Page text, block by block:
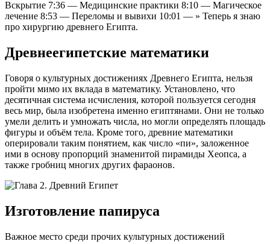
Вскрытие 7:36 — Медицинские практики 8:10 — Магическое
лечение 8:53 — Переломы и вывихи 10:01 — » Теперь я знаю
про хирургию древнего Египта.
Древнеегипетские математики
Говоря о культурных достижениях Древнего Египта, нельзя
пройти мимо их вклада в математику. Установлено, что
десятичная система исчисления, которой пользуется сегодня
весь мир, была изобретена именно египтянами. Они не только
умели делить и умножать числа, но могли определять площадь
фигуры и объём тела. Кроме того, древние математики
оперировали таким понятием, как число «пи», заложенное
ими в основу пропорций знаменитой пирамиды Хеопса, а
также гробниц многих других фараонов.
Изготовление папируса
Важное место среди прочих культурных достижений